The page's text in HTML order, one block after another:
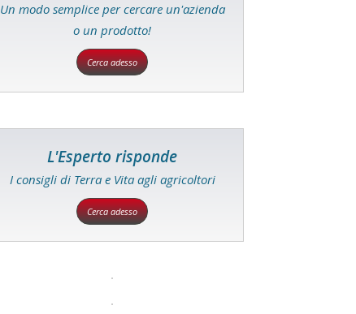
Un modo semplice per cercare un'azienda
o un prodotto!
Cerca adesso
L'Esperto risponde
I consigli di Terra e Vita agli agricoltori
Cerca adesso